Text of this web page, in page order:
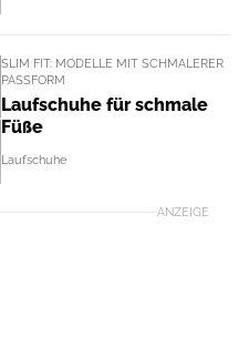
SLIM FIT: MODELLE MIT SCHMALERER
PASSFORM
Laufschuhe für schmale
Füße
Laufschuhe
ANZEIGE